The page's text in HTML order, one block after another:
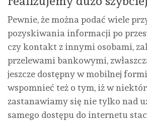
Pewnie, że można podać wiele
pozyskiwania informacji po
czy kontakt z innymi osobami,
przelewami bankowymi,
jeszcze dostępny w mobilnej
wspomnieć też o tym, iż w
zastanawiamy się nie tylko nad
samego dostępu do internetu